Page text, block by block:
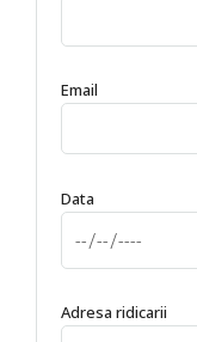
Email
Data
Adresa ridicarii